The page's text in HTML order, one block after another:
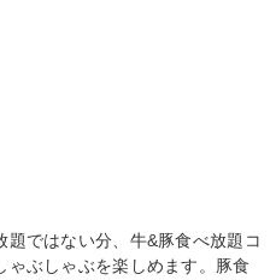
ではない分、牛&豚食べ放題コ
ぶしゃぶを楽しめます。豚食